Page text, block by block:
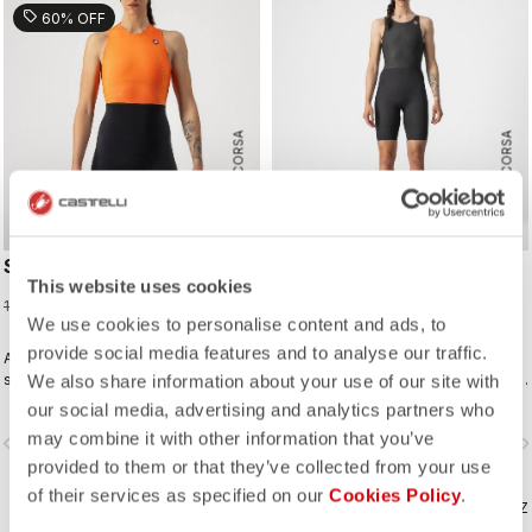
This website uses cookies
We use cookies to personalise content and ads, to
provide social media features and to analyse our traffic.
We also share information about your use of our site with
our social media, advertising and analytics partners who
may combine it with other information that you’ve
provided to them or that they’ve collected from your use
of their services as specified on our Cookies Policy.
ROSSO CORSA
sell 60% OFF
SD TEAM W RACE SUIT
189,95 €
A completely new approach for
sprint and short distance racing to
meet the needs of World Triathlon
professionals. Developed in close
collaboration with the German
Triathlon Federation (DTU).
navigate_next
COMPAREZ
ROSSO CORSA
Innovative fabrics, patterning, and
construction make the fastest short-
distance race suit.
navigate_before
COMPAREZ